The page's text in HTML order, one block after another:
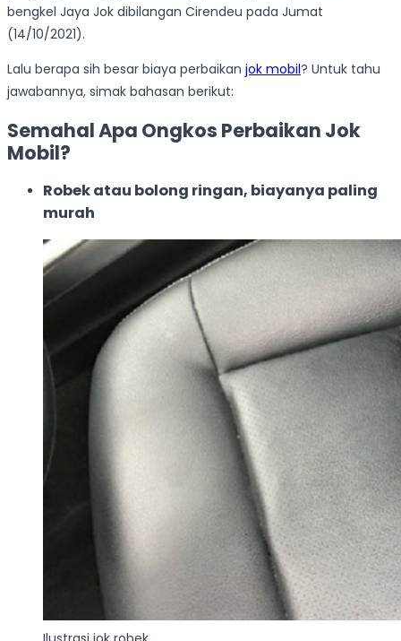
bengkel Jaya Jok dibilangan Cirendeu pada Jumat
(14/10/2021).
Lalu berapa sih besar biaya perbaikan jok mobil? Untuk tahu
jawabannya, simak bahasan berikut:
Semahal Apa Ongkos Perbaikan Jok
Mobil?
Robek atau bolong ringan, biayanya paling
murah